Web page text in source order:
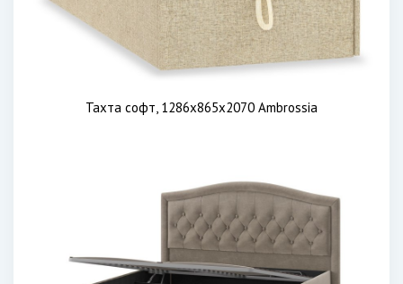
Тахта софт, 1286х865х2070 Ambrossia